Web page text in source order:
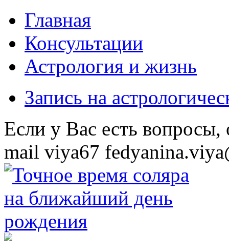
Главная
Консультации
Астрология и жизнь
Запись на
Eсли у Вас есть
mail viya67